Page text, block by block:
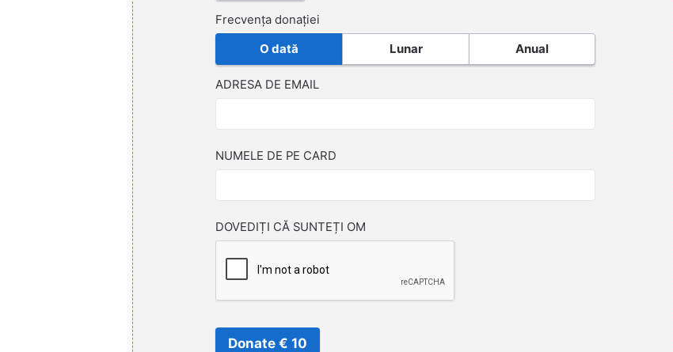
Frecvența donației
O dată Lunar Anual
ADRESA DE EMAIL
NUMELE DE PE CARD
DOVEDIȚI CĂ SUNTEȚI OM
Donate € 10